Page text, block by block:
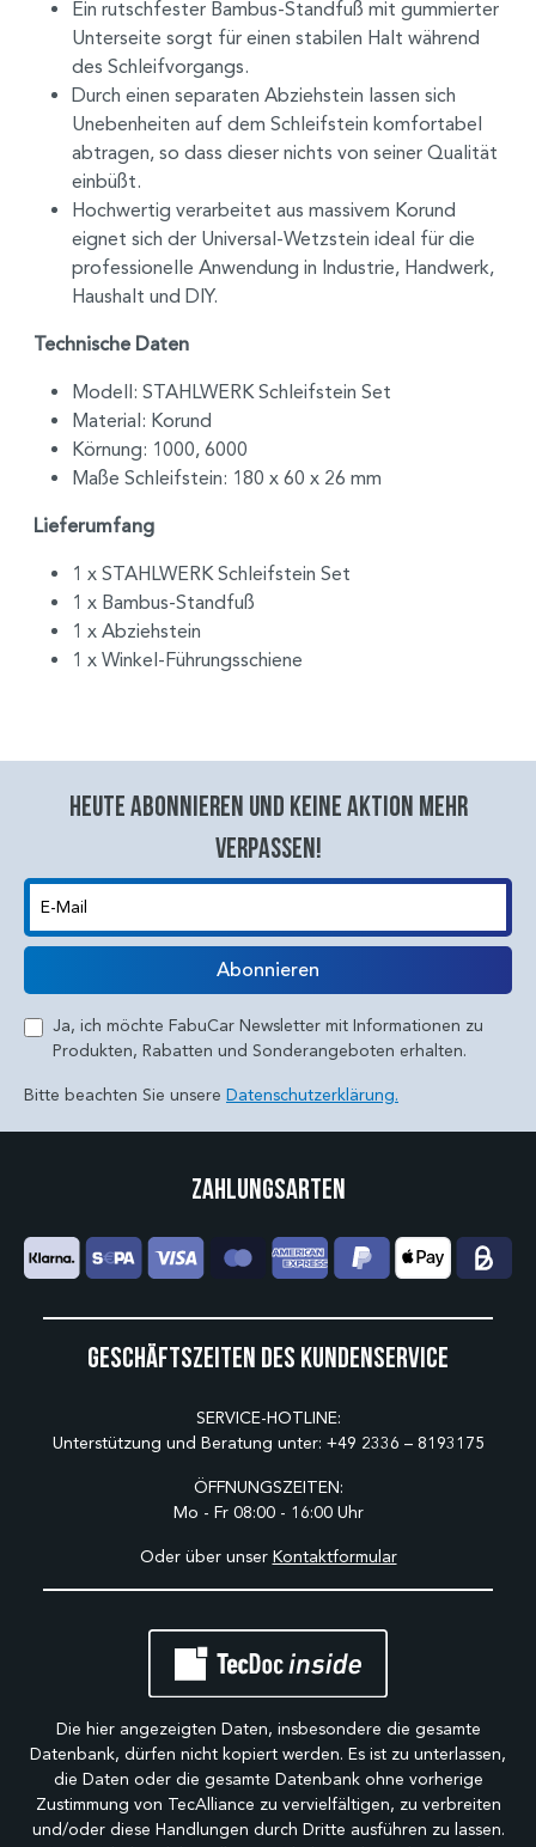
Ein rutschfester Bambus-Standfuß mit gummierter
Unterseite sorgt für einen stabilen Halt während
des Schleifvorgangs.
Durch einen separaten Abziehstein lassen sich
Unebenheiten auf dem Schleifstein komfortabel
abtragen, so dass dieser nichts von seiner Qualität
einbüßt.
Hochwertig verarbeitet aus massivem Korund
eignet sich der Universal-Wetzstein ideal für die
professionelle Anwendung in Industrie, Handwerk,
Haushalt und DIY.
Technische Daten
Modell: STAHLWERK Schleifstein Set
Material: Korund
Körnung: 1000, 6000
Maße Schleifstein: 180 x 60 x 26 mm
Lieferumfang
1 x STAHLWERK Schleifstein Set
1 x Bambus-Standfuß
1 x Abziehstein
1 x Winkel-Führungsschiene
Heute abonnieren und keine aktion mehr
verpassen!
E-Mail
Abonnieren
Ja, ich möchte FabuCar Newsletter mit Informationen zu
Produkten, Rabatten und Sonderangeboten erhalten.
Bitte beachten Sie unsere Datenschutzerklärung.
Geschäftszeiten des Kundenservice
SERVICE-HOTLINE:
Unterstützung und Beratung unter: +49 2336 – 8193175
ÖFFNUNGSZEITEN:
Mo - Fr 08:00 - 16:00 Uhr
Oder über unser Kontaktformular
Zahlungsarten
Die hier angezeigten Daten, insbesondere die gesamte
Datenbank, dürfen nicht kopiert werden. Es ist zu unterlassen,
die Daten oder die gesamte Datenbank ohne vorherige
Zustimmung von TecAlliance zu vervielfältigen, zu verbreiten
und/oder diese Handlungen durch Dritte ausführen zu lassen.